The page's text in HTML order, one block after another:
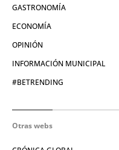
GASTRONOMÍA
ECONOMÍA
OPINIÓN
INFORMACIÓN MUNICIPAL
#BETRENDING
Otras webs